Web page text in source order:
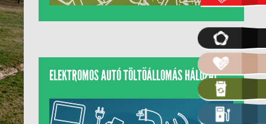
ELEKTROMOS AUTÓ TÖLTŐÁLLOMÁS HÁLÓZAT